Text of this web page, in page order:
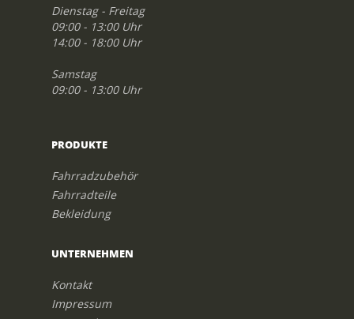
Dienstag - Freitag
09:00 - 13:00 Uhr
14:00 - 18:00 Uhr
Samstag
09:00 - 13:00 Uhr
PRODUKTE
Fahrradzubehör
Fahrradteile
Bekleidung
UNTERNEHMEN
Kontakt
Impressum